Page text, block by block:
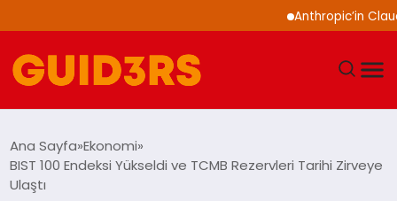
Anthropic’in Claude
YAŞAM
Ana Sayfa Ekonomi
BIST 100 Endeksi Yükseldi ve TCMB Rezervleri Tarihi Zirveye
Ulaştı